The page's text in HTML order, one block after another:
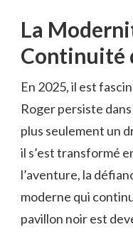
La
Continuité
En 2025, il est
Roger persiste
plus seulement un
il s’est transformé
l’aventure, la
moderne qui
pavillon noir est